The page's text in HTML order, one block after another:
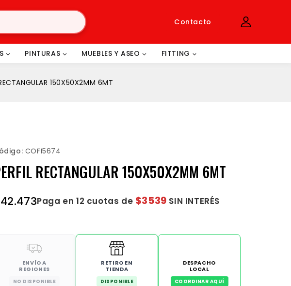
Contacto
PINTURAS MUEBLES Y ASEO FITTING
150X50X2MM 6MT
COFI5674
RECTANGULAR 150X50X2MM 6MT
42.473Paga en 12 cuotas de $3539 SIN INTERÉS
ENVÍO A
REGIONES
NO DISPONIBLE
RETIRO EN
TIENDA
DISPONIBLE
DESPACHO
LOCAL
COORDINAR AQUÍ